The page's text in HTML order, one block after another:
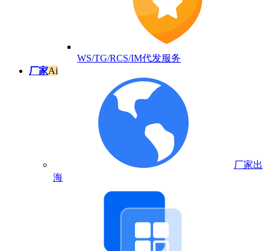
WS/TG/RCS/IM代发服务
厂家Ai
厂家出
海